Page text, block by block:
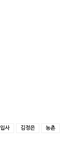
입사 김정은 농촌